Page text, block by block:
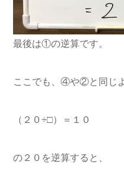
最後は①の逆算です。
ここでも、④や②と同じ
（２０÷□）＝１０
の２０を逆算すると、